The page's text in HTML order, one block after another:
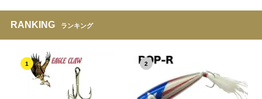
RANKING ランキング
1 2